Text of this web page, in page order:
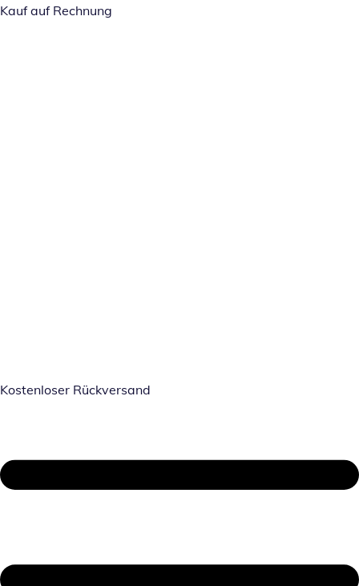
Kauf auf Rechnung
Kostenloser Rückversand